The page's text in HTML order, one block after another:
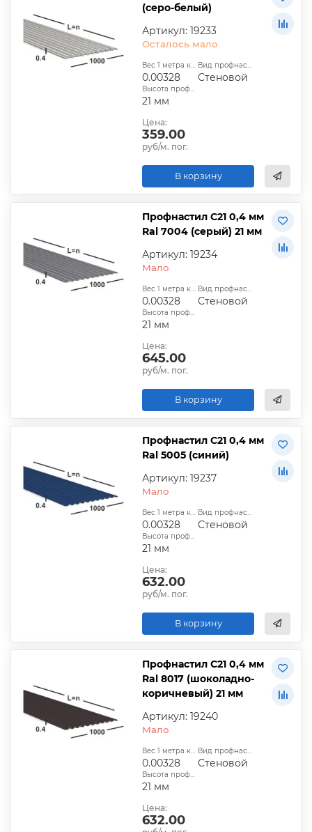
(серо-белый)
Артикул: 19233
Осталось мало
Вес 1 метра квадратного, т:
0.00328
Вид профнастила:
Стеновой
Высота профиля:
21 мм
Цена:
359.00
руб/м. пог.
В корзину
Профнастил С21 0,4 мм
Ral 7004 (серый) 21 мм
Артикул: 19234
Мало
Вес 1 метра квадратного, т:
0.00328
Вид профнастила:
Стеновой
Высота профиля:
21 мм
Цена:
645.00
руб/м. пог.
В корзину
Профнастил С21 0,4 мм
Ral 5005 (синий)
Артикул: 19237
Мало
Вес 1 метра квадратного, т:
0.00328
Вид профнастила:
Стеновой
Высота профиля:
21 мм
Цена:
632.00
руб/м. пог.
В корзину
Профнастил С21 0,4 мм
Ral 8017 (шоколадно-
коричневый) 21 мм
Артикул: 19240
Мало
Вес 1 метра квадратного, т:
0.00328
Вид профнастила:
Стеновой
Высота профиля:
21 мм
Цена:
632.00